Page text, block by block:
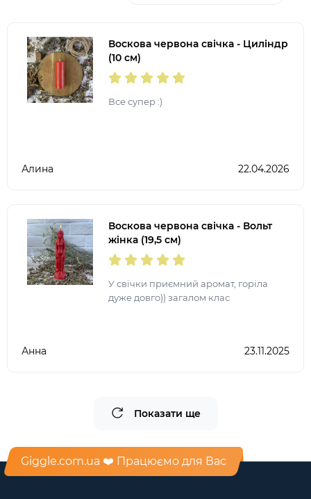
Воскова червона свічка - Циліндр
(10 см)
Все супер :)
Алина 22.04.2026
Воскова червона свічка - Вольт
жінка (19,5 см)
У свічки приємний аромат, горіла
дуже довго)) загалом клас
Анна 23.11.2025
Показати ще
Giggle.com.ua ❤️ Працюємо для Вас